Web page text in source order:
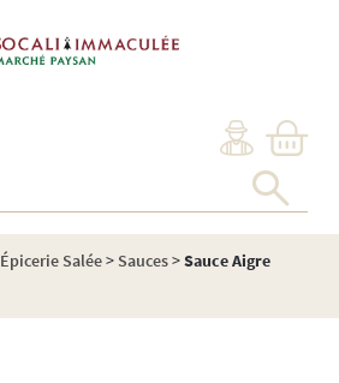
Épicerie Salée> Sauces>Sauce Aigre